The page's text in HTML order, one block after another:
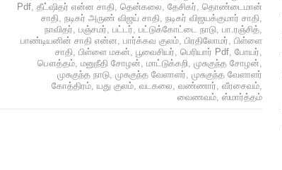
Pdf, தீட்ஷிதர் என்ன சாதி, தென்கலை, தேசிகர், தொண்டைமான்
சாதி, நடிகர் அருண் விஜய் சாதி, நடிகர் விஜயக்குமார் சாதி,
நாவிதர், பஞ்சமர், பட்டர், பட்டுக்கோட்டை நாடு, பா.ரஞ்சித்,
பாண்டியனின் சாதி என்ன, பார்க்கவ குலம், பிரதிலோமர், பிள்ளை
சாதி, பிள்ளை மகன், பூவைசியர், பெரியார் Pdf, போயர்,
பௌத்தம், மனுநீதி சோழன், மாட்டுக்கறி, முசுகுந்த சோழன்,
முசுகுந்த நாடு, முசுகுந்த வேளாளர், முசுகுந்த வேளாளர்
கோத்திரம், யது குலம், வடகலை, வண்ணார், வீரசைவம்,
வைணவம், ஸ்மார்த்தம்